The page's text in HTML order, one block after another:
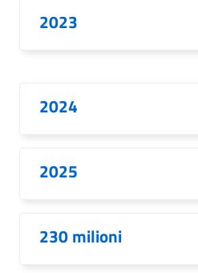
2023
2024
2025
230 milioni